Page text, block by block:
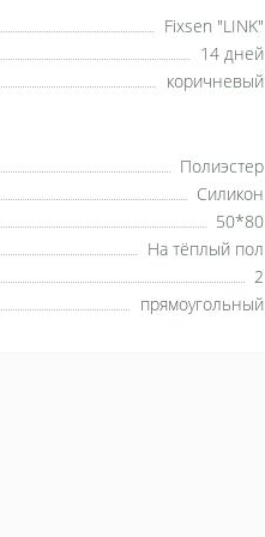
Fixsen "LINK"
14 дней
коричневый
Полиэстер
Силикон
50*80
На тёплый пол
2
прямоугольный